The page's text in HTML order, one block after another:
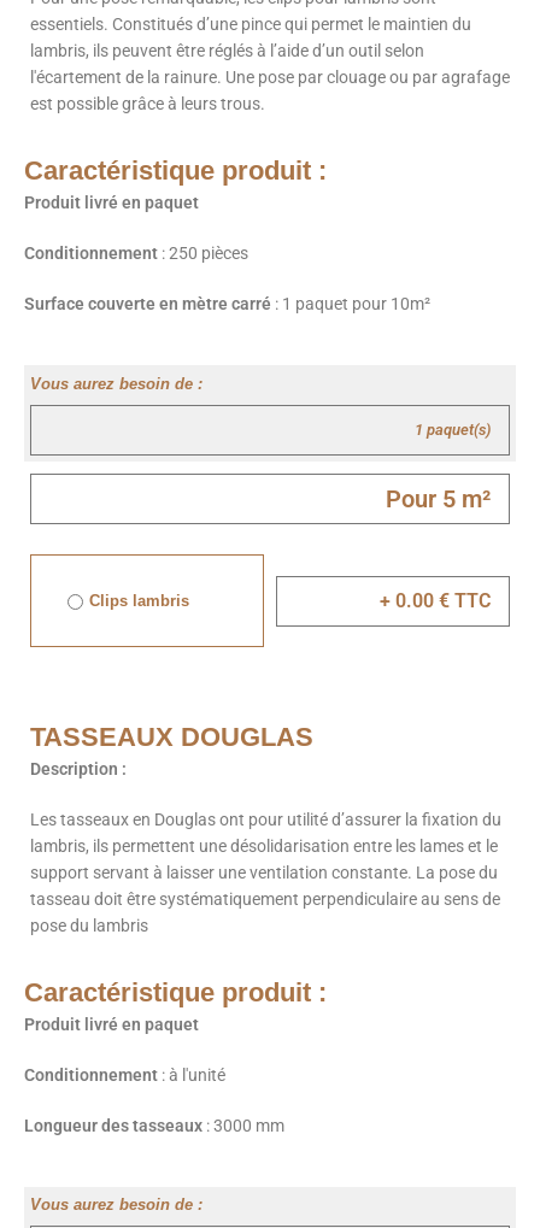
essentiels. Constitués d’une pince qui permet le maintien du
lambris, ils peuvent être réglés à l’aide d’un outil selon
l'écartement de la rainure. Une pose par clouage ou par agrafage
est possible grâce à leurs trous.
Caractéristique produit :
Produit livré en paquet
Conditionnement : 250 pièces
Surface couverte en mètre carré : 1 paquet pour 10m²
Vous aurez besoin de :
Clips lambris
TASSEAUX DOUGLAS
Description :
Les tasseaux en Douglas ont pour utilité d’assurer la fixation du
lambris, ils permettent une désolidarisation entre les lames et le
support servant à laisser une ventilation constante. La pose du
tasseau doit être systématiquement perpendiculaire au sens de
pose du lambris
Caractéristique produit :
Produit livré en paquet
Conditionnement : à l'unité
Longueur des tasseaux : 3000 mm
Vous aurez besoin de :